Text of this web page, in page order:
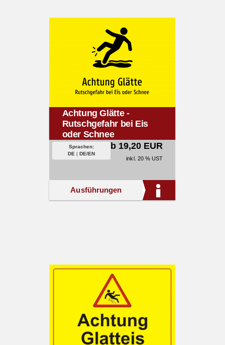
Achtung Glätte -
Rutschgefahr bei Eis
oder Schnee
Sprachen:
DE | DE/EN
ab 19,20 EUR
inkl. 20 % UST
Ausführungen